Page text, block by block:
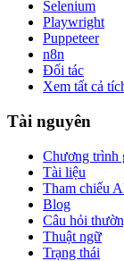
Selenium
Playwright
Puppeteer
n8n
Đối tác
Xem tất cả
Tài nguyên
Chương trình
Tài liệu
Tham chiếu
Blog
Câu hỏi
Thuật ngữ
Trạng thái